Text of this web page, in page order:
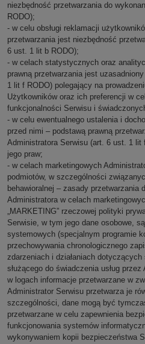
niezbędność przetwarzania do
RODO);
- w celu obsługi reklamacji
przetwarzania jest niezbędność
6 ust. 1 lit b RODO);
- w celach statystycznych oraz
prawną przetwarzania jest
1 lit f RODO) polegający na
Użytkowników oraz ich preferencji w
funkcjonalności Serwisu i
- w celu ewentualnego ustalenia i
przed nimi – podstawą prawną
Administratora Serwisu (art. 6 ust. 1 lit
jego praw;
- w celach marketingowych
podmiotów, w szczególności
behawioralnej – zasady przetwarzania
Administratora w celach
„MARKETING” rzeczowej polityki
Serwisie, w tym jego dane osobowe,
systemowych (specjalnym programie
przechowywania chronologicznego
zdarzeniach i działaniach
służącego do świadczenia usług
w logach informacje przetwarzane w
Administrator Serwisu przetwarza je
szczególności, dane mogą być
przetwarzane w celu zapewnienia
funkcjonowania systemów
wykonywaniem kopii bezpieczeństwa